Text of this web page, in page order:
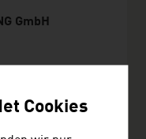
GmbH
Cookies